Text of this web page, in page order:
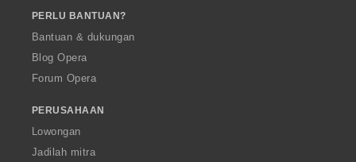
PERLU BANTUAN?
Bantuan & dukungan
Blog Opera
Forum Opera
PERUSAHAAN
Lowongan
Jadilah mitra